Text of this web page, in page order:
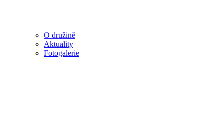
O družině
Aktuality
Fotogalerie